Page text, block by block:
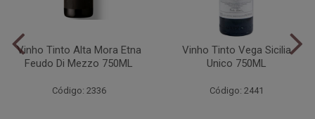
Vinho Tinto Alta Mora Etna
Feudo Di Mezzo 750ML
Código: 2336
Vinho Tinto Vega Sicilia
Unico 750ML
Código: 2441